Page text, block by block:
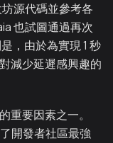
源代碼並參考各
也試圖通過再次
，由於為實現 1 秒
減少延遲感興趣的
重要因素之一。
開發者社區最強